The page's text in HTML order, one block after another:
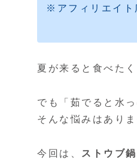
※アフィリエイト
夏が来ると食べたく
でも「茹でると水
そんな悩みはあり
今回は、
ストウブ